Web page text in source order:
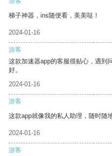
梯子神器，ins随便看，美美哒！
2024-01-16
游客
这款加速器app的客服很贴心，遇到
好。
2024-01-16
游客
这款app就像我的私人助理，随时随
2024-01-16
游客